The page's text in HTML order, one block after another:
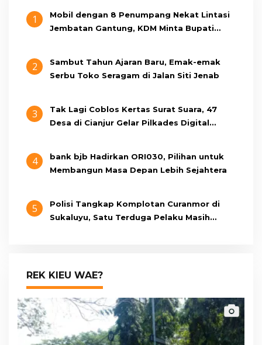
1
Mobil dengan 8 Penumpang Nekat Lintasi
Jembatan Gantung, KDM Minta Bupati
2
Sambut Tahun Ajaran Baru, Emak-emak
Serbu Toko Seragam di Jalan Siti Jenab
3
Tak Lagi Coblos Kertas Surat Suara, 47
Desa di Cianjur Gelar Pilkades Digital
4
bank bjb Hadirkan ORI030, Pilihan untuk
Membangun Masa Depan Lebih Sejahtera
5
Polisi Tangkap Komplotan Curanmor di
Sukaluyu, Satu Terduga Pelaku Masih
REK KIEU WAE?